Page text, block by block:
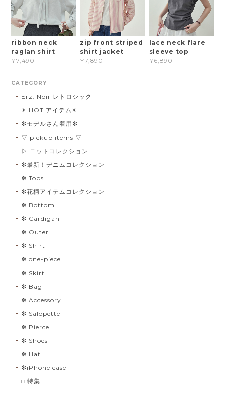
ribbon neck
raglan shirt
¥7,490
zip front striped
shirt jacket
¥7,890
lace neck flare
sleeve top
¥6,890
CATEGORY
Erz. Noir レトロシック
✴︎ HOT アイテム✴︎
❇︎モデルさん着用❇︎
▽ pickup items ▽
▷ ニットコレクション
❇︎最新！デニムコレクション
❇︎ Tops
❇︎花柄アイテムコレクション
❇︎ Bottom
❇︎ Cardigan
❇︎ Outer
❇︎ Shirt
❇︎ one-piece
❇︎ Skirt
❇︎ Bag
❇︎ Accessory
❇︎ Salopette
❇︎ Pierce
❇︎ Shoes
❇︎ Hat
❇︎iPhone case
□ 特集